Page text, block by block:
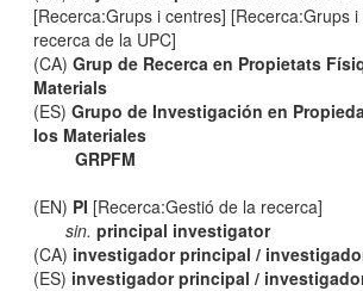
[Recerca:Grups i centres] [Recerca:Grups
recerca de la UPC]
(CA)Grup de Recerca en Propietats
Materials
(ES)Grupo de Investigación en
los Materiales
GRPFM
(EN) PI [Recerca:Gestió de la recerca]
sin. principal investigator
(CA) investigador principal /
(ES) investigador principal /